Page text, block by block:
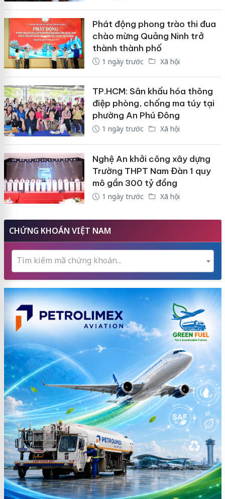
Phát động phong trào thi đua
chào mừng Quảng Ninh trở
thành thành phố
1 ngày trước Xã hội
TP.HCM: Sân khấu hóa thông
điệp phòng, chống ma túy tại
phường An Phú Đông
1 ngày trước Xã hội
Nghệ An khởi công xây dựng
Trường THPT Nam Đàn 1 quy
mô gần 300 tỷ đồng
1 ngày trước Xã hội
CHỨNG KHOÁN VIỆT NAM
Tìm kiếm mã chứng khoán...